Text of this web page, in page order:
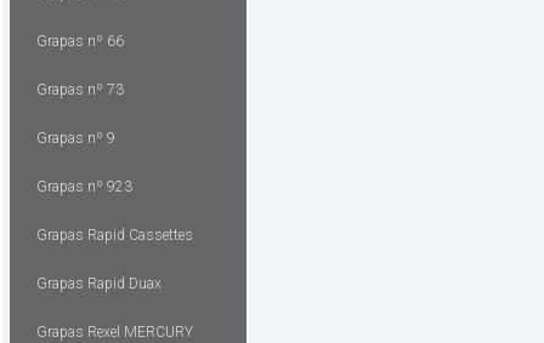
Grapas nº 66
Grapas nº 73
Grapas nº 9
Grapas nº 923
Grapas Rapid Cassettes
Grapas Rapid Duax
Grapas Rexel MERCURY